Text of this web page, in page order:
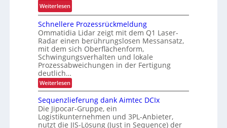
u
r
c
h
L
E
D
-
P
o
j
e
e
i
h
e
n
j
e
z
t
e
r
h
s
h
ä
f
t
f
ü
r
k
u
r
Weiterlesen:
S
t
e
i
g
e
u
n
g
d
e
Schnellere Prozessrückmeldung
Ommatidia Lidar zeigt mit dem Q1 Laser-
Radar einen berührungslosen Messansatz,
mit dem sich Oberflächenform,
Schwingungsverhalten und lokale
Prozessabweichungen in der Fertigung
deutlich…
Weiterlesen:
S
c
h
n
e
l
Sequenzlieferung dank Aimtec DCIx
Die Jipocar-Gruppe, ein
Logistikunternehmen und 3PL-Anbieter,
nutzt die JIS-Lösung (Just in Sequence) der